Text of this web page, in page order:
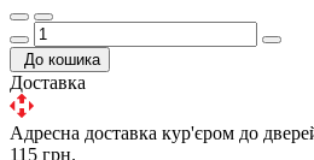
До кошика
Доставка
Адресна доставка кур'єром до
115 грн.